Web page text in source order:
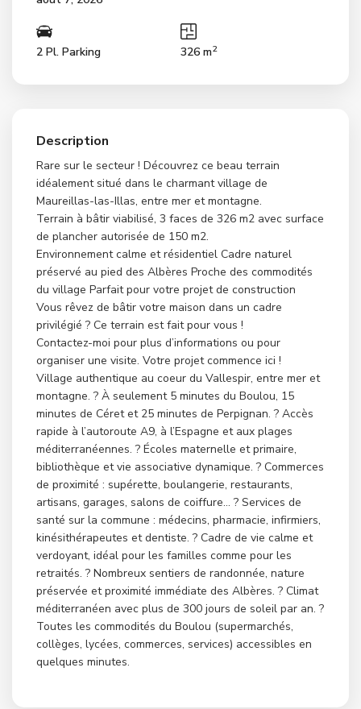
2 Pl. Parking 326 m2
Description
Rare sur le secteur ! Découvrez ce beau terrain
idéalement situé dans le charmant village de
Maureillas-las-Illas, entre mer et montagne.
Terrain à bâtir viabilisé, 3 faces de 326 m2 avec surface
de plancher autorisée de 150 m2.
Environnement calme et résidentiel Cadre naturel
préservé au pied des Albères Proche des commodités
du village Parfait pour votre projet de construction
Vous rêvez de bâtir votre maison dans un cadre
privilégié ? Ce terrain est fait pour vous !
Contactez-moi pour plus d’informations ou pour
organiser une visite. Votre projet commence ici !
Village authentique au coeur du Vallespir, entre mer et
montagne. ? À seulement 5 minutes du Boulou, 15
minutes de Céret et 25 minutes de Perpignan. ? Accès
rapide à l’autoroute A9, à l’Espagne et aux plages
méditerranéennes. ? Écoles maternelle et primaire,
bibliothèque et vie associative dynamique. ? Commerces
de proximité : supérette, boulangerie, restaurants,
artisans, garages, salons de coiffure… ? Services de
santé sur la commune : médecins, pharmacie, infirmiers,
kinésithérapeutes et dentiste. ? Cadre de vie calme et
verdoyant, idéal pour les familles comme pour les
retraités. ? Nombreux sentiers de randonnée, nature
préservée et proximité immédiate des Albères. ? Climat
méditerranéen avec plus de 300 jours de soleil par an. ?
Toutes les commodités du Boulou (supermarchés,
collèges, lycées, commerces, services) accessibles en
quelques minutes.